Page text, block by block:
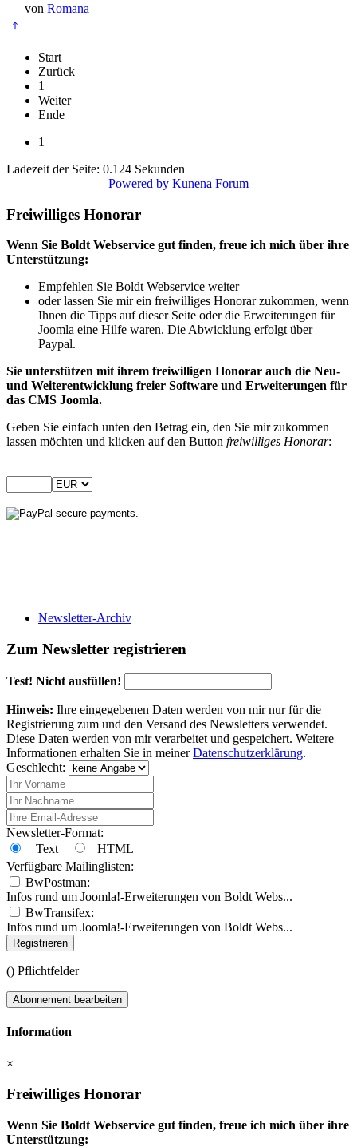
von Romana
Start
Zurück
1
Weiter
Ende
1
Ladezeit der Seite: 0.124 Sekunden
Powered by Kunena Forum
Freiwilliges Honorar
Wenn Sie Boldt Webservice gut finden, freue ich mich über ihre
Unterstützung:
Empfehlen Sie Boldt Webservice weiter
oder lassen Sie mir ein freiwilliges Honorar zukommen, wenn
Ihnen die Tipps auf dieser Seite oder die Erweiterungen für
Joomla eine Hilfe waren. Die Abwicklung erfolgt über
Paypal.
Sie unterstützen mit ihrem freiwilligen Honorar auch die Neu-
und Weiterentwicklung freier Software und Erweiterungen für
das CMS Joomla.
Geben Sie einfach unten den Betrag ein, den Sie mir zukommen
lassen möchten und klicken auf den Button freiwilliges Honorar:
Newsletter-Archiv
Zum Newsletter registrieren
Test! Nicht ausfüllen!
Hinweis: Ihre eingegebenen Daten werden von mir nur für die
Registrierung zum und den Versand des Newsletters verwendet.
Diese Daten werden von mir verarbeitet und gespeichert. Weitere
Informationen erhalten Sie in meinerDatenschutzerklärung.
Geschlecht:
Newsletter-Format:
Text
HTML
Verfügbare Mailinglisten:
BwPostman:
Infos rund um Joomla!-Erweiterungen von Boldt Webs...
BwTransifex:
Infos rund um Joomla!-Erweiterungen von Boldt Webs...
Registrieren
() Pflichtfelder
Abonnement bearbeiten
Information
×
Freiwilliges Honorar
Wenn Sie Boldt Webservice gut finden, freue ich mich über ihre
Unterstützung: